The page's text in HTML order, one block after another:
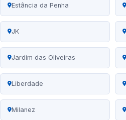
Estância da Penha
JK
Jardim das Oliveiras
Liberdade
Milanez